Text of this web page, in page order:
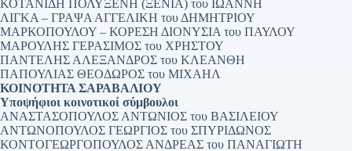
ΚΟΤΑΝΙΔΗ ΠΟΛΥΞΕΝΗ (ΞΕΝΙΑ) του ΙΩΑΝΝΗ
ΛΙΓΚΑ – ΓΡΑΨΑ ΑΓΓΕΛΙΚΗ του ΔΗΜΗΤΡΙΟΥ
ΜΑΡΚΟΠΟΥΛΟΥ – ΚΟΡΕΣΗ ΔΙΟΝΥΣΙΑ του ΠΑΥΛΟΥ
ΜΑΡΟΥΛΗΣ ΓΕΡΑΣΙΜΟΣ του ΧΡΗΣΤΟΥ
ΠΑΝΤΕΛΗΣ ΑΛΕΞΑΝΔΡΟΣ του ΚΛΕΑΝΘΗ
ΠΑΠΟΥΛΙΑΣ ΘΕΟΔΩΡΟΣ του ΜΙΧΑΗΛ
ΚΟΙΝΟΤΗΤΑ ΣΑΡΑΒΑΛΙΟΥ
Υποψήφιοι κοινοτικοί σύμβουλοι
ΑΝΑΣΤΑΣΟΠΟΥΛΟΣ ΑΝΤΩΝΙΟΣ του ΒΑΣΙΛΕΙΟΥ
ΑΝΤΩΝΟΠΟΥΛΟΣ ΓΕΩΡΓΙΟΣ του ΣΠΥΡΙΔΩΝΟΣ
ΚΟΝΤΟΓΕΩΡΓΟΠΟΥΛΟΣ ΑΝΔΡΕΑΣ του ΠΑΝΑΓΙΩΤΗ